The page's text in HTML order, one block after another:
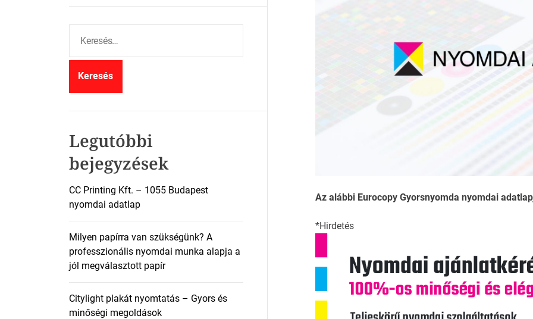
Az alábbi Eurocopy Gyorsnyomda nyomdai
*Hirdetés
r
Legutóbbi
bejegyzések
CC Printing Kft. – 1055 Budapest
nyomdai adatlap
Milyen papírra van szükségünk? A
professzionális nyomdai munka alapja a
jól megválasztott papír
Citylight plakát nyomtatás – Gyors és
minőségi megoldások